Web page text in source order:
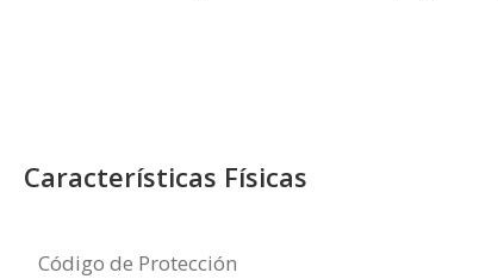
Características Físicas
Código de Protección